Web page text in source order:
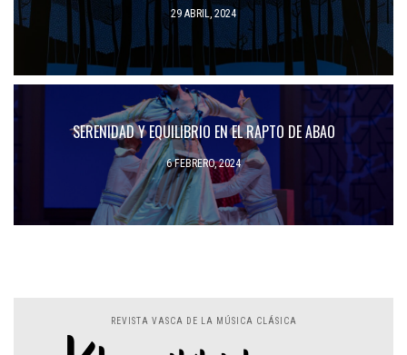
29 ABRIL, 2024
SERENIDAD Y EQUILIBRIO EN EL RAPTO DE ABAO
6 FEBRERO, 2024
REVISTA VASCA DE LA MÚSICA CLÁSICA